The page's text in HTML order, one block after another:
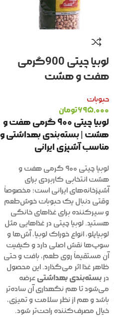
لوبیا چیتی 900گرمی
هفت و هشت
حبوبات
۶۹۵,۰۰۰تومان
لوبیا چیتی ۹۰۰ گرمی هفت و
هشت | بسته‌بندی بهداشتی و
مناسب آشپزی ایرانی
لوبیا چیتی ۹۰۰ گرمی هفت و
هشت انتخابی کاربردی برای
آشپزخانه‌های ایرانی است؛ مخصوصاً
وقتی دنبال یک حبوبات خوش‌طعم
و سیرکننده برای غذاهای خانگی
هستید. لوبیا چیتی در غذاهایی مثل
لوبیاپلو، انواع خوراک لوبیا، آش‌ها و
سوپ‌ها نقش اصلی دارد و کیفیت
آن مستقیماً روی طعم، بافت و حتی
ظاهر غذا اثر می‌گذارد. این محصول
در بسته‌بندی بهداشتی عرضه
می‌شود تا هم نگهداری آن ساده‌تر
باشد و هم از نظر سلامت و تمیزی،
خیال مصرف‌کننده راحت‌تر شود.